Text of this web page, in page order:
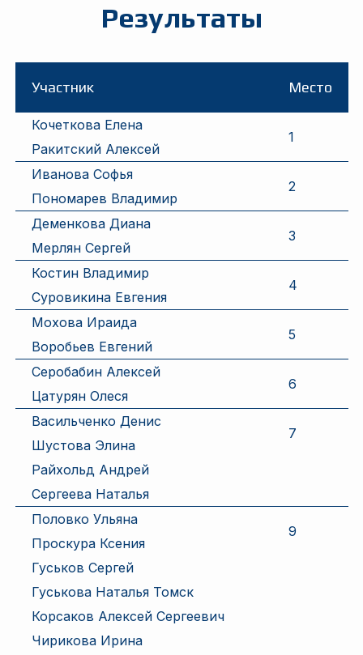
Результаты
Участник Место
Кочеткова Елена
1
Ракитский Алексей
Иванова Софья
2
Пономарев Владимир
Деменкова Диана
3
Мерлян Сергей
Костин Владимир
4
Суровикина Евгения
Мохова Ираида
5
Воробьев Евгений
Серобабин Алексей
6
Цатурян Олеся
Васильченко Денис
7
Шустова Элина
Райхольд Андрей
Сергеева Наталья
Половко Ульяна
9
Проскура Ксения
Гуськов Сергей
Гуськова Наталья Томск
Корсаков Алексей Сергеевич
Чирикова Ирина